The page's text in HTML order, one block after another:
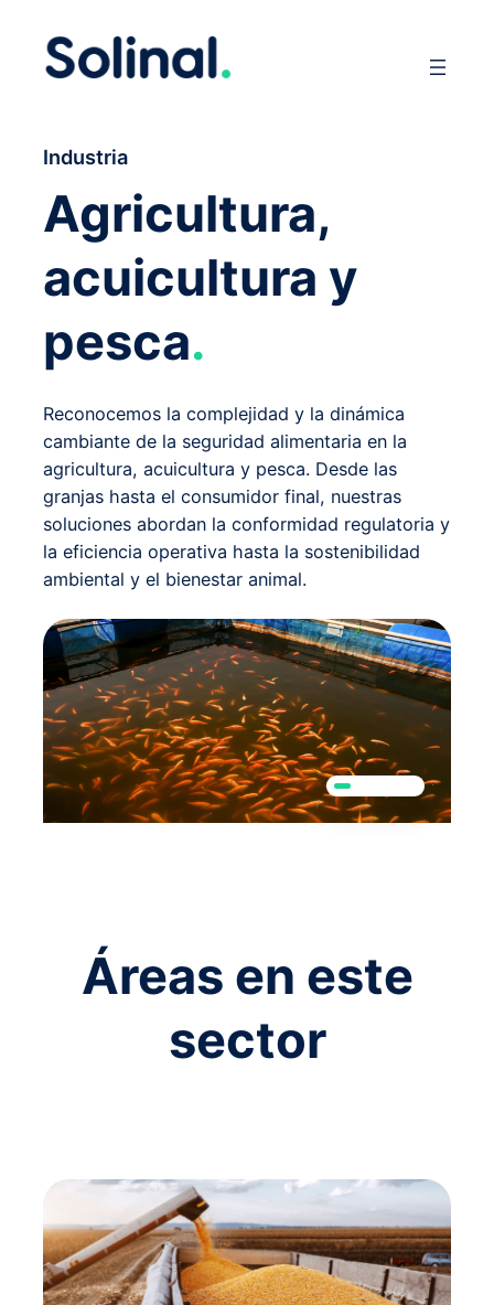
Industria
Agricultura,
acuicultura y
pesca.
Reconocemos la complejidad y la dinámica
cambiante de la seguridad alimentaria en la
agricultura, acuicultura y pesca. Desde las
granjas hasta el consumidor final, nuestras
soluciones abordan la conformidad regulatoria y
la eficiencia operativa hasta la sostenibilidad
ambiental y el bienestar animal.
Áreas en este
sector